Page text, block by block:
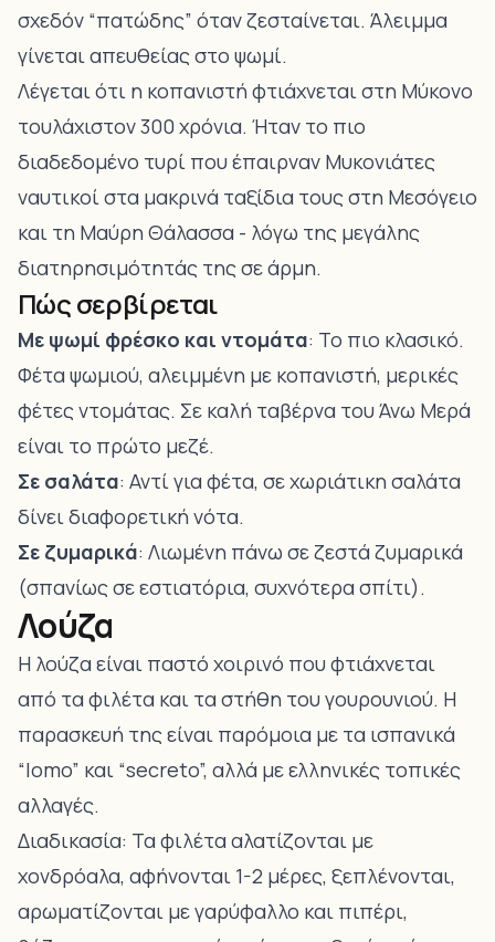
σχεδόν “πατώδης” όταν ζεσταίνεται. Άλειμμα
γίνεται απευθείας στο ψωμί.
Λέγεται ότι η κοπανιστή φτιάχνεται στη Μύκονο
τουλάχιστον 300 χρόνια. Ήταν το πιο
διαδεδομένο τυρί που έπαιρναν Μυκονιάτες
ναυτικοί στα μακρινά ταξίδια τους στη Μεσόγειο
και τη Μαύρη Θάλασσα - λόγω της μεγάλης
διατηρησιμότητάς της σε άρμη.
Πώς σερβίρεται
Με ψωμί φρέσκο και ντομάτα: Το πιο κλασικό.
Φέτα ψωμιού, αλειμμένη με κοπανιστή, μερικές
φέτες ντομάτας. Σε καλή ταβέρνα του Άνω Μερά
είναι το πρώτο μεζέ.
Σε σαλάτα: Αντί για φέτα, σε χωριάτικη σαλάτα
δίνει διαφορετική νότα.
Σε ζυμαρικά: Λιωμένη πάνω σε ζεστά ζυμαρικά
(σπανίως σε εστιατόρια, συχνότερα σπίτι).
Λούζα
Η λούζα είναι παστό χοιρινό που φτιάχνεται
από τα φιλέτα και τα στήθη του γουρουνιού. Η
παρασκευή της είναι παρόμοια με τα ισπανικά
“lomo” και “secreto”, αλλά με ελληνικές τοπικές
αλλαγές.
Διαδικασία: Τα φιλέτα αλατίζονται με
χονδρόαλα, αφήνονται 1-2 μέρες, ξεπλένονται,
αρωματίζονται με γαρύφαλλο και πιπέρι,